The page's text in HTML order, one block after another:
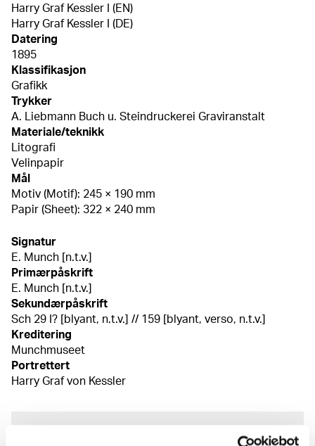
Harry Graf Kessler I (EN)
Harry Graf Kessler I (DE)
Datering
1895
Klassifikasjon
Grafikk
Trykker
A. Liebmann Buch u. Steindruckerei Graviranstalt
Materiale/teknikk
Litografi
Velinpapir
Mål
Motiv (Motif): 245 × 190 mm
Papir (Sheet): 322 × 240 mm
Signatur
E. Munch [n.t.v.]
Primærpåskrift
E. Munch [n.t.v.]
Sekundærpåskrift
Sch 29 I? [blyant, n.t.v.] // 159 [blyant, verso, n.t.v.]
Kreditering
Munchmuseet
Portrettert
Harry Graf von Kessler